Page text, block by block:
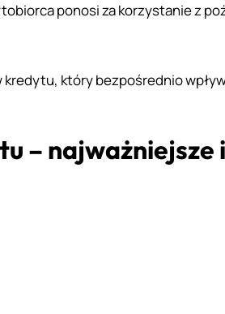
ponosi za korzystanie z
który bezpośrednio
– najważniejsze